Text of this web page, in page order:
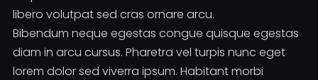
libero volutpat sed cras ornare arcu.
Bibendum neque egestas congue quisque egestas
diam in arcu cursus. Pharetra vel turpis nunc eget
lorem dolor sed viverra ipsum. Habitant morbi